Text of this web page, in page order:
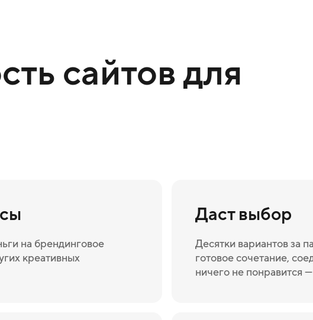
сайтов для
на брендинговое
креативных
Даст выбор
Десятки вариантов за
готовое сочетание,
ничего не понравится